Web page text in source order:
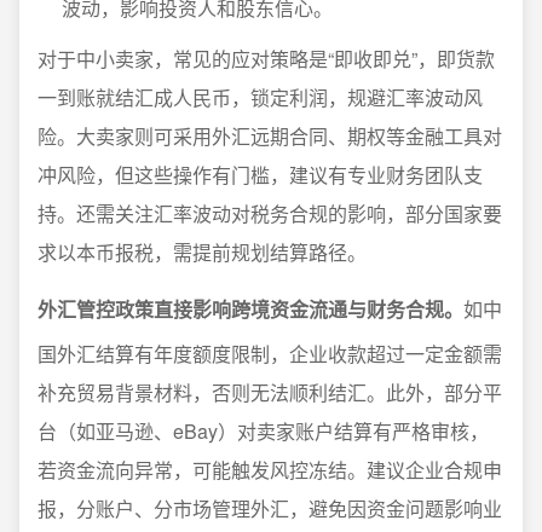
波动，影响投资人和股东信心。
对于中小卖家，常见的应对策略是“即收即兑”，即货款
一到账就结汇成人民币，锁定利润，规避汇率波动风
险。大卖家则可采用外汇远期合同、期权等金融工具对
冲风险，但这些操作有门槛，建议有专业财务团队支
持。还需关注汇率波动对税务合规的影响，部分国家要
求以本币报税，需提前规划结算路径。
外汇管控政策直接影响跨境资金流通与财务合规。 如中
国外汇结算有年度额度限制，企业收款超过一定金额需
补充贸易背景材料，否则无法顺利结汇。此外，部分平
台（如亚马逊、eBay）对卖家账户结算有严格审核，
若资金流向异常，可能触发风控冻结。建议企业合规申
报，分账户、分市场管理外汇，避免因资金问题影响业